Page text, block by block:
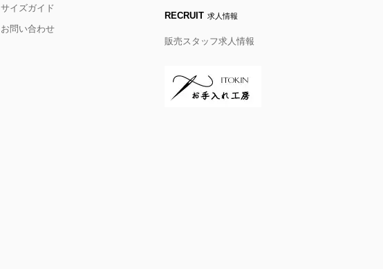
サイズガイド
お問い合わせ
RECRUIT 求人情報
販売スタッフ求人情報